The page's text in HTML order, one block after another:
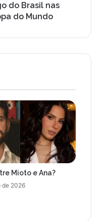
do Brasil nas
do Mundo
Mioto e Ana?
de 2026